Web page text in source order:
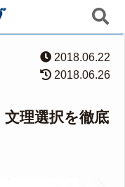
2018.06.22
2018.06.26
文理選択を徹底